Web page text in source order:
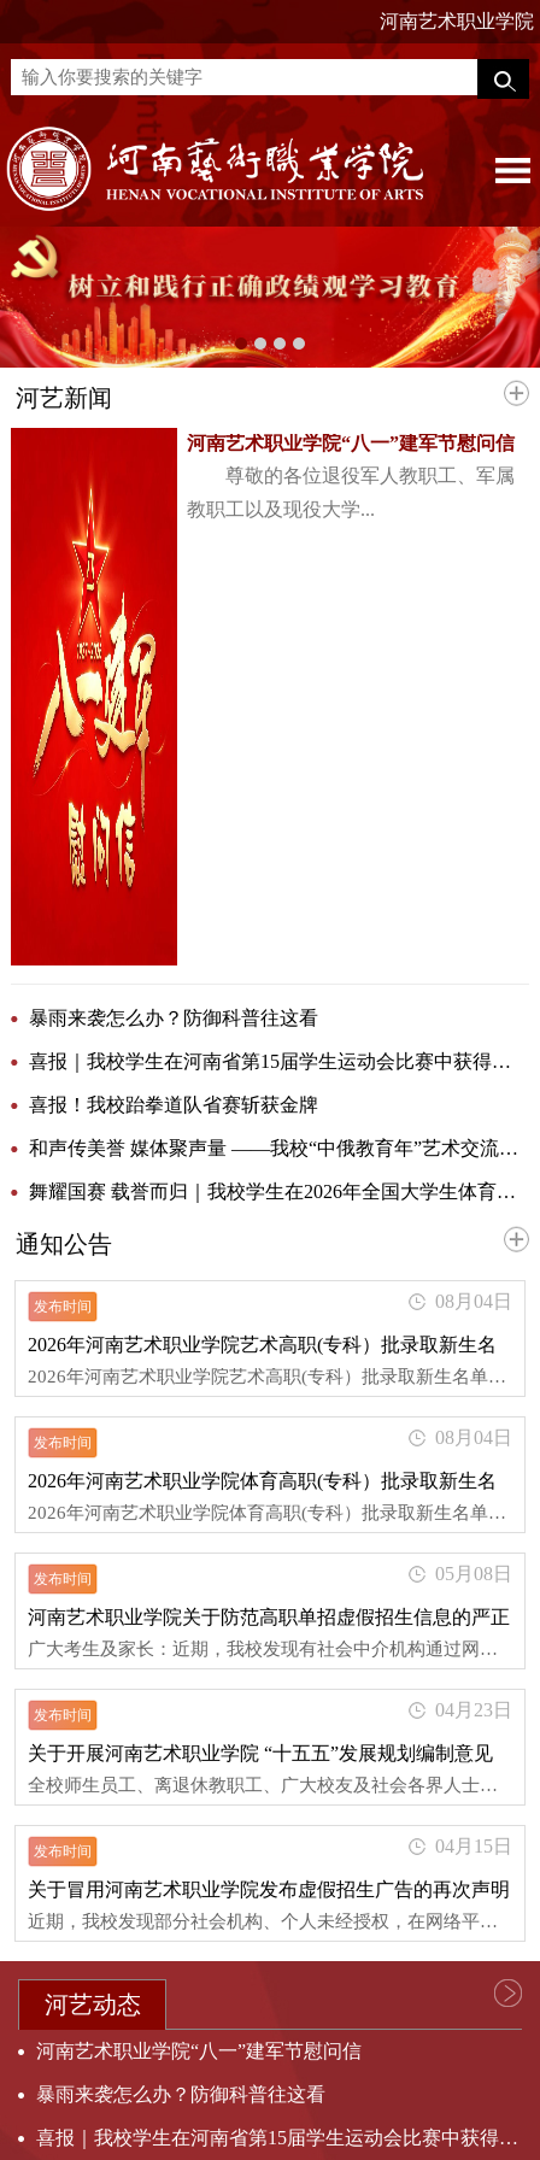
河南艺术职业学院
河艺新闻
河南艺术职业学院“八一”建军节慰问信
尊敬的各位退役军人教职工、军属
教职工以及现役大学...
暴雨来袭怎么办？防御科普往这看
喜报｜我校学生在河南省第15届学生运动会比赛中获得双项冠军
喜报！我校跆拳道队省赛斩获金牌
和声传美誉 媒体聚声量 ——我校“中俄教育年”艺术交流活动获超50家权威媒体集中报道
舞耀国赛 载誉而归｜我校学生在2026年全国大学生体育舞蹈锦标赛斩获多项大奖
通知公告
发布时间 08月04日
2026年河南艺术职业学院艺术高职(专科）批录取新生名
单
2026年河南艺术职业学院艺术高职(专科）批录取新生名单请下载附件进行查阅 审核：阮丽
发布时间 08月04日
2026年河南艺术职业学院体育高职(专科）批录取新生名
单
2026年河南艺术职业学院体育高职(专科）批录取新生名单请下载附件进行查阅 审核：阮丽
发布时间 05月08日
河南艺术职业学院关于防范高职单招虚假招生信息的严正
声明
广大考生及家长：近期，我校发现有社会中介机构通过网络等渠道散布所谓"单招补录""保录""内推""免试入学"等虚假信息，误导欺骗考生及家长，严重干扰招生秩序，侵害考生权益。为维护我校招生工作公平公正，保障考生利益，现郑重声明如下：一、我校2026年高职单招录取工作已全部结束，拟录取名单正在公示阶段，无任何递补录取或补录安排。凡声称"内部补录""计划未满补录"等均为虚假宣传。二、我校严格执行国家及河南省招生政策，...
发布时间 04月23日
关于开展河南艺术职业学院 “十五五”发展规划编制意见
建议 征集活动的通知
​全校师生员工、离退休教职工、广大校友及社会各界人士：“十五五”时期（2026—2030年）是我国全面建设社会主义现代化国家承前启后的关键阶段，也是加快建设教育强国、文化强国和技能型社会的重要时期，更是学校实现内涵提升、高质量发展的关键五年。为深入贯彻党的二十大精神和新时代职业教育改革部署，科学编制和有效实施学校“十五五”事业发展规划，广泛汇聚各方智慧和力量，现面向全校师生员工、离退休教职工、广大校友...
发布时间 04月15日
关于冒用河南艺术职业学院发布虚假招生广告的再次声明
近期，我校发现部分社会机构、个人未经授权，在网络平台、社交媒体等线上及线下渠道，冒用“河南艺术职业学院单招定向保录取”名义发布虚假招生广告，进行违规招生宣传，骗取家长和学生高额费用，严重误导考生及家长，损害我校声誉，扰乱正常招生秩序。为切实维护国家高等教育招生政策的严肃性，保障广大考生及家长的合法权益、捍卫我校办学声誉，现郑重声明如下：一、我校普通高等教育专科层次招生计划，均通过河南艺术职业学...
河艺动态
河南艺术职业学院“八一”建军节慰问信
暴雨来袭怎么办？防御科普往这看
喜报｜我校学生在河南省第15届学生运动会比赛中获得双项冠军